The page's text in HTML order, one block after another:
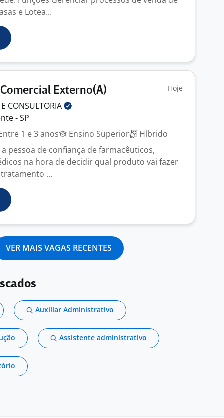
e Lotea...
Externo(A) Hoje
CONSULTORIA
- SP
1 e 3 anos Ensino Superior
Híbrido
a pessoa de confiança de farmacêuticos,
na hora de decidir qual produto vai fazer
...
VER MAIS VAGAS RECENTES
Auxiliar Administrativo
Assistente administrativo